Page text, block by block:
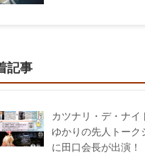
記事
カツナリ・デ・ナイ
ゆかりの先人トーク
に田口会長が出演！